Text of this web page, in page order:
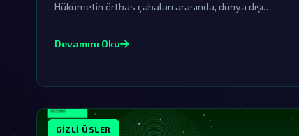
Hükümetin örtbas çabaları arasında, dünya dışı
Devamını Oku
GIZLI ÜSLER